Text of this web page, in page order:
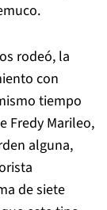
rodeó, la
con
tiempo
Fredy Marileo,
alguna,
de siete